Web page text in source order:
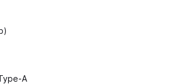
A